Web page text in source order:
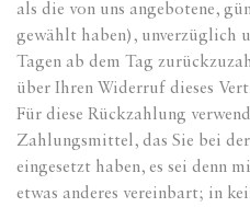
als die von uns angebotene,
gewählt haben), unverzüglich
Tagen ab dem Tag
über Ihren Widerruf dieses
Für diese Rückzahlung
Zahlungsmittel, das Sie bei
eingesetzt haben, es sei denn
etwas anderes vereinbart; in